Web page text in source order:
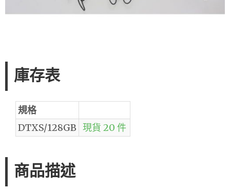
庫存表
規格
DTXS/128GB 現貨 20 件
商品描述